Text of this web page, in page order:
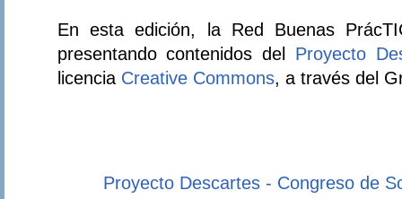
En esta edición, la Red Buenas
presentando contenidos del Proyecto
licencia Creative Commons, a través del
Proyecto Descartes - Congreso de